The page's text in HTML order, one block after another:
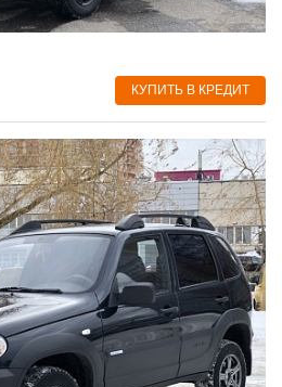
КУПИТЬ В КРЕДИТ